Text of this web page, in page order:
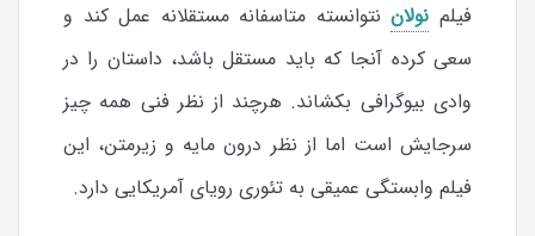
فیلم نولاننتوانسته متاسفانه مستقلانه عمل کند و
سعی کرده آنجا که باید مستقل باشد، داستان را در
وادی بیوگرافی بکشاند. هرچند از نظر فنی همه چیز
سرجایش است اما از نظر درون مایه و زیرمتن، این
فیلم وابستگی عمیقی به تئوری رویای آمریکایی دارد.